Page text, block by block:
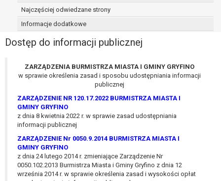
Najczęściej odwiedzane strony
Informacje dodatkowe
Dostęp do informacji publicznej
ZARZĄDZENIA BURMISTRZA MIASTA I GMINY GRYFINO
w sprawie określenia zasad i sposobu udostępniania informacji
publicznej
ZARZĄDZENIE NR 120.17.2022 BURMISTRZA MIASTA I
GMINY GRYFINO
z dnia 8 kwietnia 2022 r. w sprawie zasad udostępniania
informacji publicznej
ZARZĄDZENIE Nr 0050.9.2014 BURMISTRZA MIASTA I
GMINY GRYFINO
z dnia 24 lutego 2014 r. zmieniające Zarządzenie Nr
0050.102.2013 Burmistrza Miasta i Gminy Gryfino z dnia 12
września 2014 r. w sprawie określenia zasad i wysokości opłat
łącznie spełnione są następujące przesłanki:
przetwarzanie danych odbywa się na
podstawie umowy zawartej z osobą,
której dane dotyczą lub na podstawie
zautomatyzowany;
prawo sprzeciwu wobec przetwarzania
danych na podstawie art. 21 RODO, wobec
przetwarzania danych osobowych, którego
podstawą prawną jest:
niezbędność przetwarzania do
wykonania zadania realizowanego w
sprawowania władzy publicznej
powierzonej administratorowi bądź